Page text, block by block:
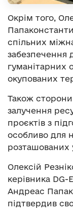
Окрім того,
спільних
забезпечення
гуманітарних
окупованих
Також
залучення
проєктів з
особливо для
розташованих
Олексій
керівника DG-
Андреас
підтвердив